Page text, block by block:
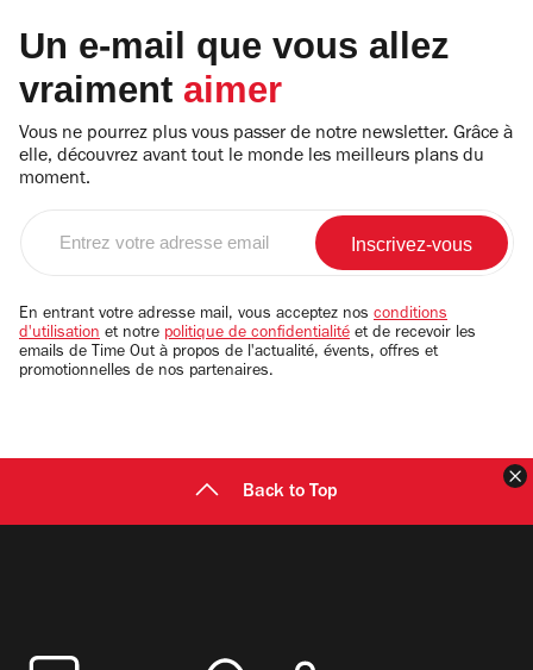
Un e-mail que vous allez
vraiment aimer
Vous ne pourrez plus vous passer de notre newsletter. Grâce à
elle, découvrez avant tout le monde les meilleurs plans du
moment.
email
En entrant votre adresse mail, vous acceptez nos conditions
d'utilisation et notre politique de confidentialité et de recevoir les
emails de Time Out à propos de l'actualité, évents, offres et
promotionnelles de nos partenaires.
Back to Top